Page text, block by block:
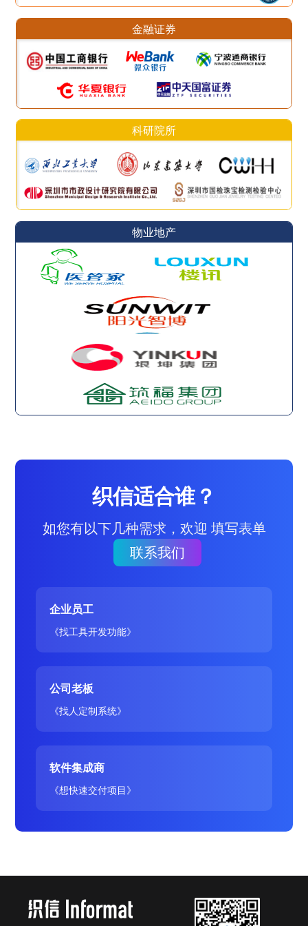
金融证券
科研院所
物业地产
织信适合谁？
如您有以下几种需求，欢迎 填写表单
联系我们
企业员工
《找工具开发功能》
公司老板
《找人定制系统》
软件集成商
《想快速交付项目》